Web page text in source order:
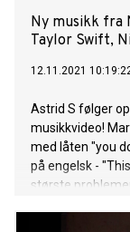
Ny musikk fra
Taylor Swift,
12.11.2021
Astrid S følger
musikkvideo!
med låten "you
på engelsk -
største